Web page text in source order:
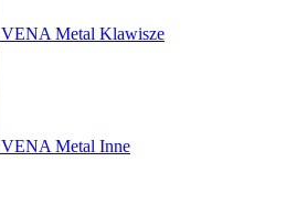
VENA Metal Klawisze
VENA Metal Inne